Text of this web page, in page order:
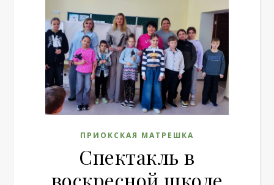
ПРИОКСКАЯ МАТРЕШКА
Спектакль в
воскресной школе